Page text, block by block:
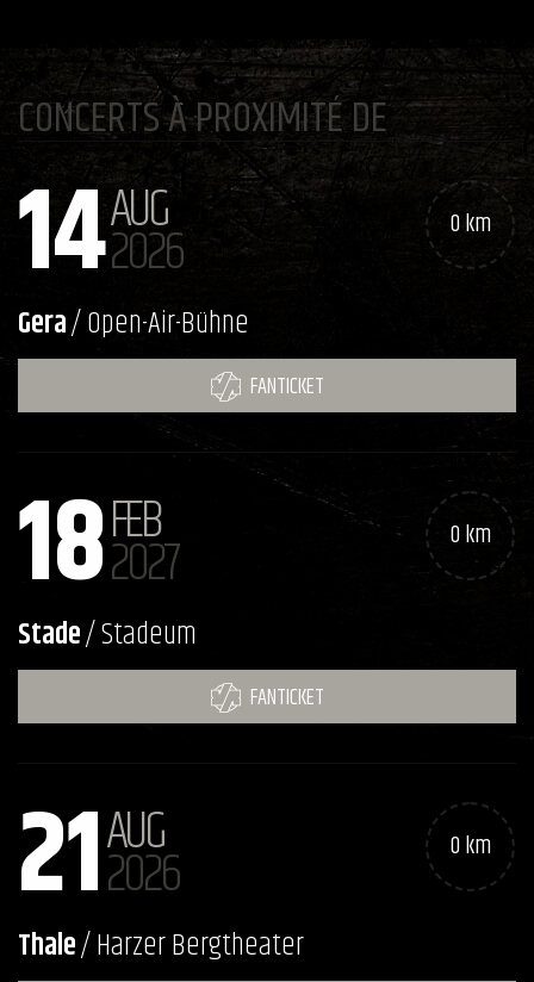
CONCERTS À PROXIMITÉ DE
14AUG
2026 0 km
Gera/ Open-Air-Bühne
FANTICKET
18FEB
2027 0 km
Stade/ Stadeum
FANTICKET
21AUG
2026 0 km
Thale/ Harzer Bergtheater